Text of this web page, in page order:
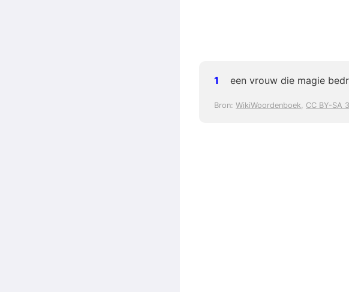
een vrouw die magie
Bron: WikiWoordenboek, CC BY-SA